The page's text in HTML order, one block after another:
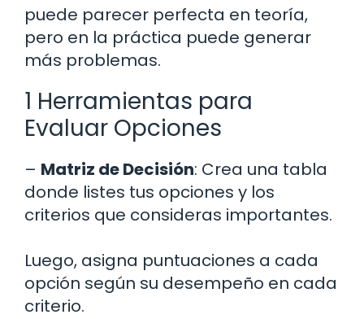
puede parecer perfecta en teoría,
pero en la práctica puede generar
más problemas.
1 Herramientas para
Evaluar Opciones
– Matriz de Decisión: Crea una tabla
donde listes tus opciones y los
criterios que consideras importantes.
Luego, asigna puntuaciones a cada
opción según su desempeño en cada
criterio.